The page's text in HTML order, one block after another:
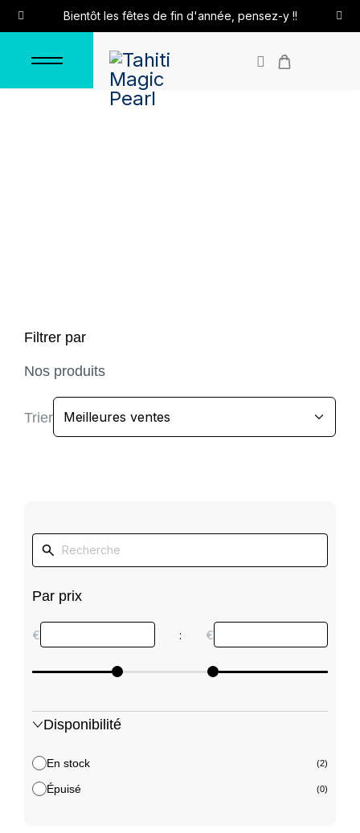
Bientôt les fêtes de fin d'année, pensez-y !!
Filtrer par
Nos produits
Trier
Par prix
€ : €
Disponibilité
En stock (2)
Épuisé (0)